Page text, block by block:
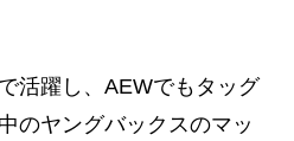
活躍し、AEWでもタッグ
のヤングバックスのマッ